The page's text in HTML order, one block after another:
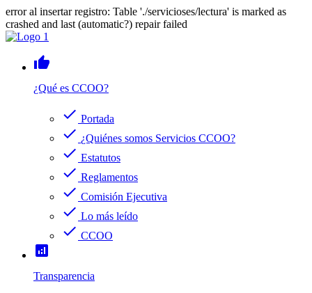
error al insertar registro: Table './servicioses/lectura' is marked as
crashed and last (automatic?) repair failed
thumb_up
¿Qué es CCOO?
check Portada
check ¿Quiénes somos Servicios CCOO?
check Estatutos
check Reglamentos
check Comisión Ejecutiva
check Lo más leído
check CCOO
analytics
Transparencia